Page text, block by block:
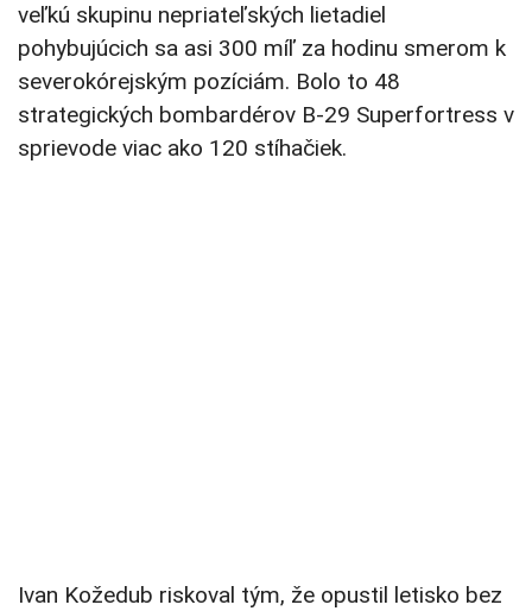
veľkú skupinu nepriateľských lietadiel
pohybujúcich sa asi 300 míľ za hodinu smerom k
severokórejským pozíciám. Bolo to 48
strategických bombardérov B-29 Superfortress v
sprievode viac ako 120 stíhačiek.
Ivan Kožedub riskoval tým, že opustil letisko bez